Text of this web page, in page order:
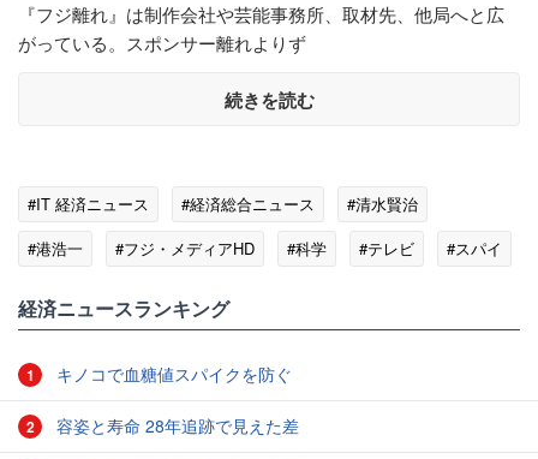
『フジ離れ』は制作会社や芸能事務所、取材先、他局へと広
がっている。スポンサー離れよりず
続きを読む
#IT 経済ニュース #経済総合ニュース
#清水賢治
#港浩一
#フジ・メディアHD #科学 #テレビ
#スパイ
経済ニュースランキング
1 キノコで血糖値スパイクを防ぐ
2 容姿と寿命 28年追跡で見えた差